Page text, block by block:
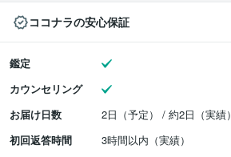
ココナラの安心保証
鑑定
カウンセリング
お届け日数
2日（予定） / 約2日（実績）
初回返答時間
3時間以内（実績）